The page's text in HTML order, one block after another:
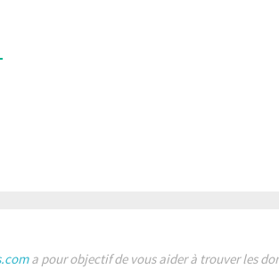
a pour objectif de vous aider à trouver les